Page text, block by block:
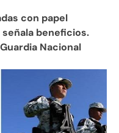
con papel
beneficios.
Nacional